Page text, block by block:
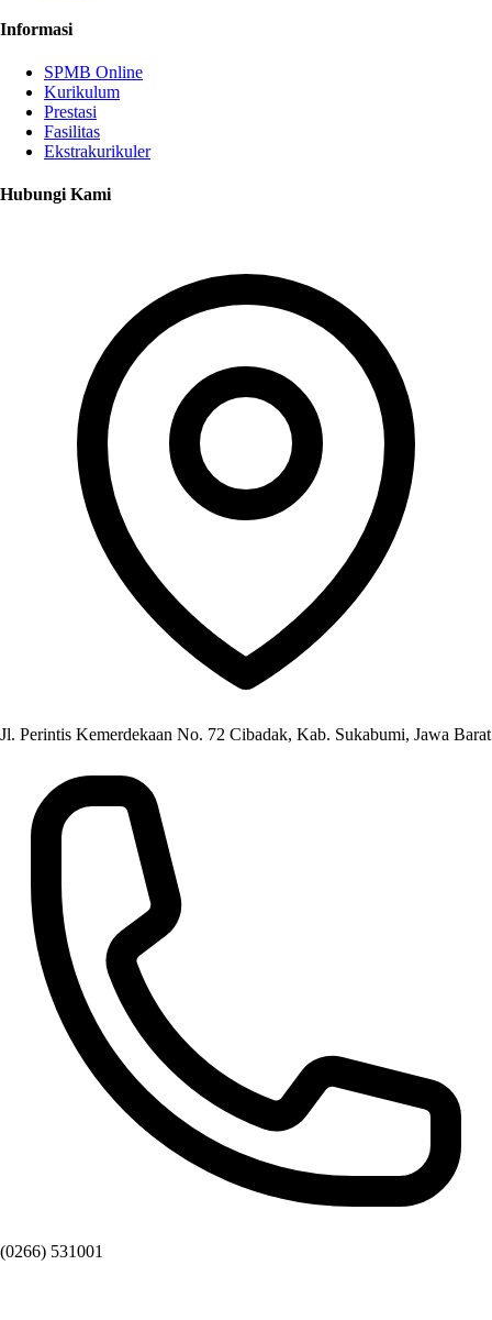
Informasi
SPMB Online
Kurikulum
Prestasi
Fasilitas
Ekstrakurikuler
Hubungi Kami
Jl. Perintis Kemerdekaan No. 72 Cibadak, Kab. Sukabumi, Jawa Barat
(0266) 531001